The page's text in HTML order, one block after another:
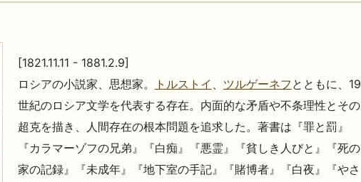
[1821.11.11 - 1881.2.9]
ロシアの小説家、思想家。
トルストイ ツルゲーネフ とともに、19
世紀のロシア文学を代表する存在。内面的な矛盾や不条理性とその
超克を描き、人間存在の根本問題を追求した。著書は『罪と罰』
『カラマーゾフの兄弟』『白痴』『悪霊』『貧しき人びと』『死の
家の記録』『未成年』『地下室の手記』『賭博者』『白夜』『やさ